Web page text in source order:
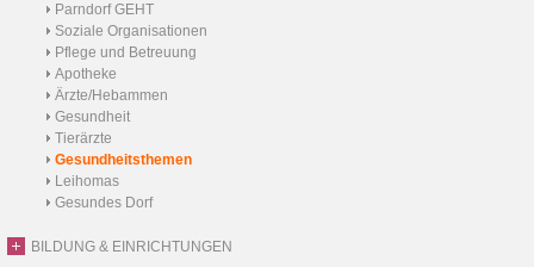
Parndorf GEHT
Soziale Organisationen
Pflege und Betreuung
Apotheke
Ärzte/Hebammen
Gesundheit
Tierärzte
Gesundheitsthemen
Leihomas
Gesundes Dorf
BILDUNG & EINRICHTUNGEN